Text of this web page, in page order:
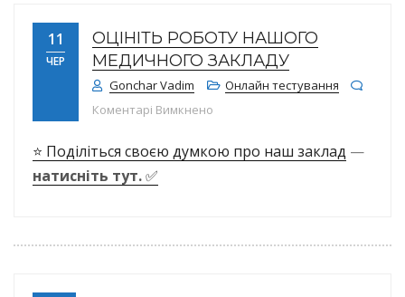
11
ЧЕР
ОЦІНІТЬ РОБОТУ НАШОГО
МЕДИЧНОГО ЗАКЛАДУ
Gonchar Vadim
Онлайн тестування
Коментарі Вимкнено
⭐ Поділіться своєю думкою про наш заклад —
натисніть тут.✅